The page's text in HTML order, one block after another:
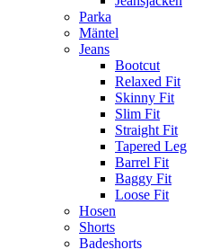
Parka
Mäntel
Jeans
Bootcut
Relaxed Fit
Skinny Fit
Slim Fit
Straight Fit
Tapered Leg
Barrel Fit
Baggy Fit
Loose Fit
Hosen
Shorts
Badeshorts